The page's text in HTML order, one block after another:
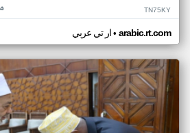
TN75KY
ار تي عربي• arabic.rt.com